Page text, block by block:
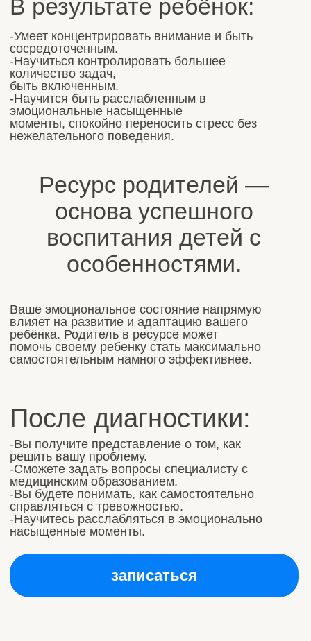
-Вы получите представление о том, как
решить вашу проблему.
-Сможете задать вопросы специалисту с
медицинским образованием.
-Вы будете понимать, как самостоятельно
справляться с тревожностью.
-Научитесь расслабляться в эмоционально
насыщенные моменты.
После диагностики:
Отзывы